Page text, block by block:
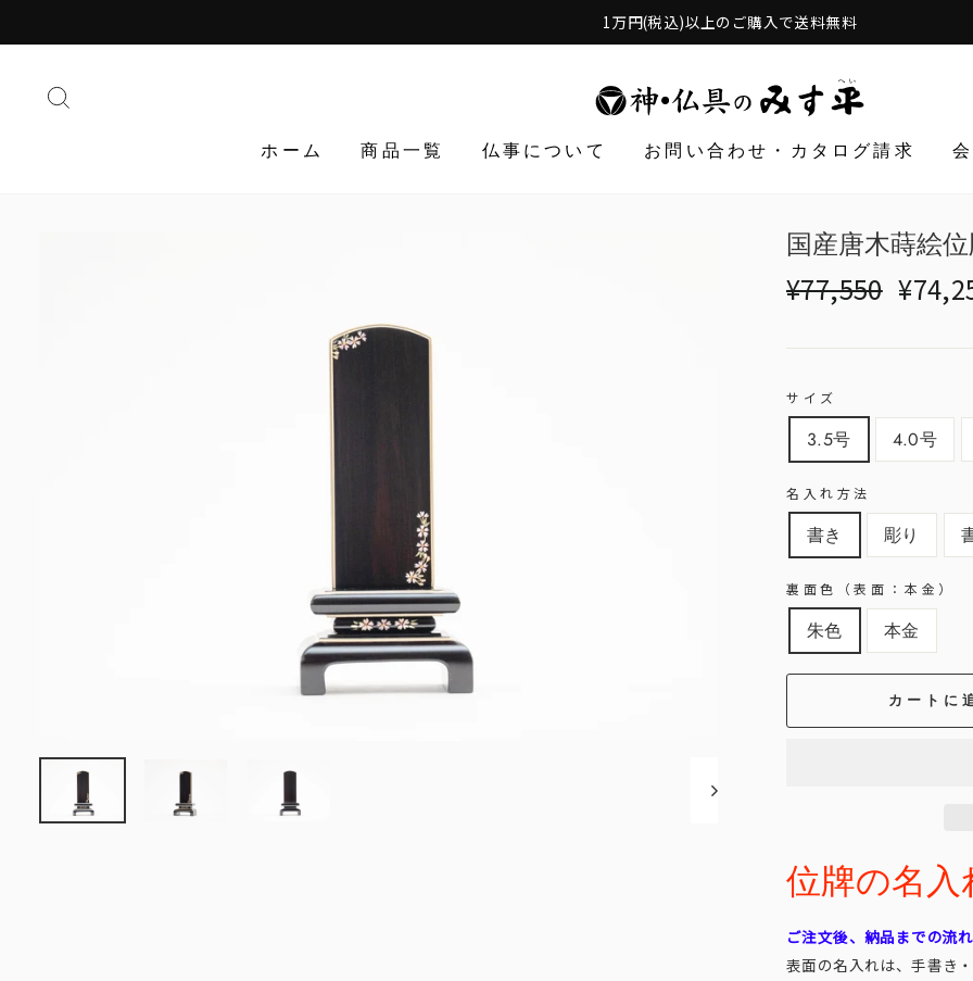
missing:
1万円(税込)以上のご購入で送料無料
ホーム 商品一覧 仏事について お問い合わせ・カタログ請求
国産唐木蒔
Translation
missing:
¥77,550
missing:
サイズ
3.5号 4.0号
名入れ方法
書き 彫り
裏面色（表面：本金）
朱色 本金
カートに
位牌の名入
ご注文後、納品までの流
表面の名入れは、手書き